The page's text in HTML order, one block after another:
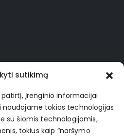
sutikimą
įrenginio informacijai
tokias technologijas
su šiomis technologijomis,
tokius kaip “naršymo